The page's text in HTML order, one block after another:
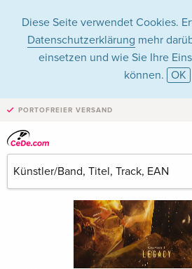
Diese Seite verwendet Cookies.
Datenschutzerklärung mehr
einsetzen und wie Sie Ihre
können. OK
PORTOFREIER VERSAND